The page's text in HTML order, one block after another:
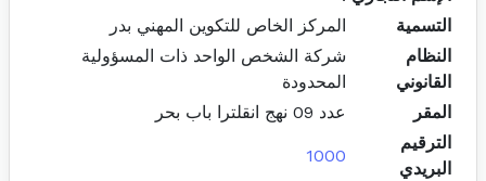
التسمية
المركز الخاص للتكوين المهني بدر
النظام
القانوني
شركة الشخص الواحد ذات المسؤولية
المحدودة
المقر
عدد 09 نهج انقلترا باب بحر
الترقيم
البريدي
1000